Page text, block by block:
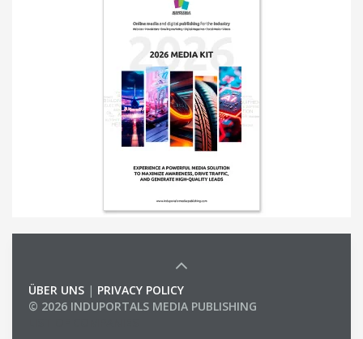
ÜBER UNS | PRIVACY POLICY
© 2026 INDUPORTALS MEDIA PUBLISHING